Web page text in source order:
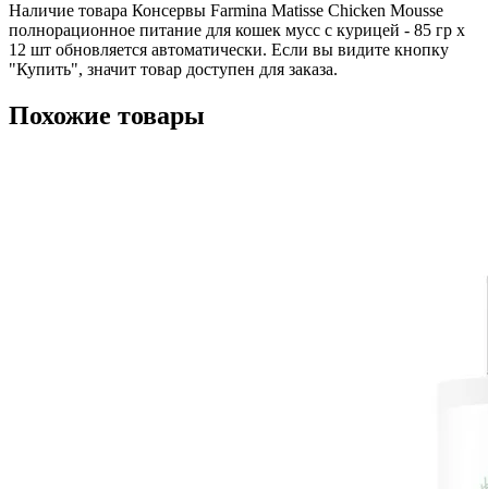
Наличие товара Консервы Farmina Matisse Chicken Mousse
полнорационное питание для кошек мусс с курицей - 85 гр х
12 шт обновляется автоматически. Если вы видите кнопку
"Купить", значит товар доступен для заказа.
Похожие товары